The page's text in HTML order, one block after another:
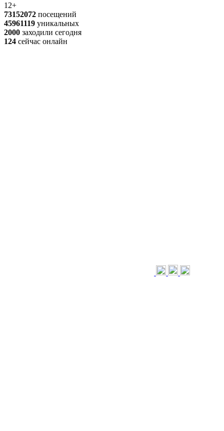
12+
73152072 посещений
45961119 уникальных
2000 заходили сегодня
124 сейчас онлайн